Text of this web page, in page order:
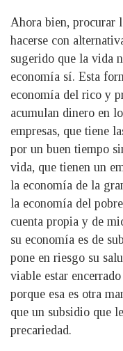
Ahora bien, procurar
hacerse con
sugerido que la vida
economía sí. Esta
economía del rico y
acumulan dinero en
empresas, que tiene
por un buen tiempo
vida, que tienen un
la economía de la
la economía del
cuenta propia y de
su economía es de
pone en riesgo su
viable estar
porque esa es otra
que un subsidio que
precariedad.